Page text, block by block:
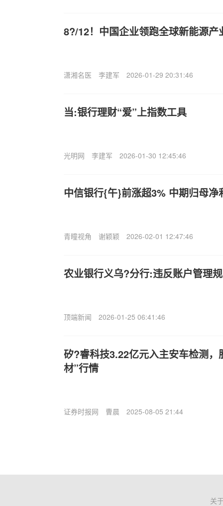
8?/12！中国企业领跑全球新能源产
潇湘名医 李建军 2026-01-29 20:31:46
当:银行理财“爱”上指数工具
光明网 李建军 2026-01-30 12:45:46
中信银行{午}前涨超3% 中期归母净
青瞳视角 谢颖颖 2026-02-01 12:47:46
农业银行义乌?分行:违反账户管理
顶端新闻 2026-01-25 06:41:46
矽?睿科技3.22亿元入主安车检测，
材”行情
证券时报网 曹晨 2025-08-05 21:44
关